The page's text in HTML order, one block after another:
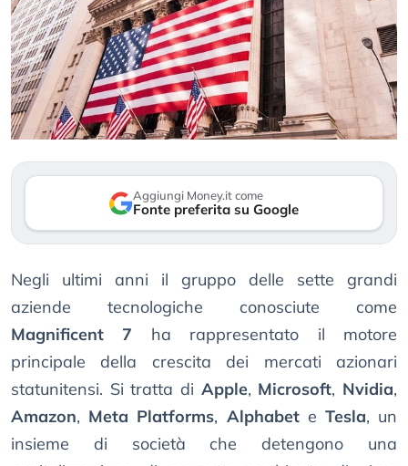
Aggiungi Money.it come
Fonte preferita su Google
Negli ultimi anni il gruppo delle sette grandi
aziende tecnologiche conosciute come
Magnificent 7 ha rappresentato il motore
principale della crescita dei mercati azionari
statunitensi. Si tratta di Apple, Microsoft, Nvidia,
Amazon, Meta Platforms, Alphabete Tesla, un
insieme di società che detengono una